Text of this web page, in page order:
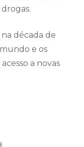
década de
e os
a novas